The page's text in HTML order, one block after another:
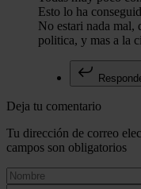
Esto lo ha
No estari nada mal,
politica, y mas a la
Deja tu comentario
Tu dirección de correo
campos son obligatorios